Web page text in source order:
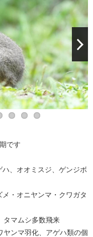
縦断してます）
近）
）
です
、オオミスジ、ゲンジボ
・オニヤンマ・クワガタ
マムシ多数飛来
ンマ羽化、アゲハ類の個